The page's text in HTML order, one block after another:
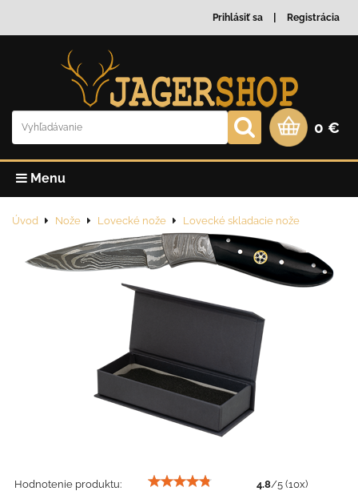
Prihlásiť sa Registrácia
0 €
Menu
Úvod Nože Lovecké nože Lovecké skladacie nože
Hodnotenie produktu: 4.8/5 (10x)